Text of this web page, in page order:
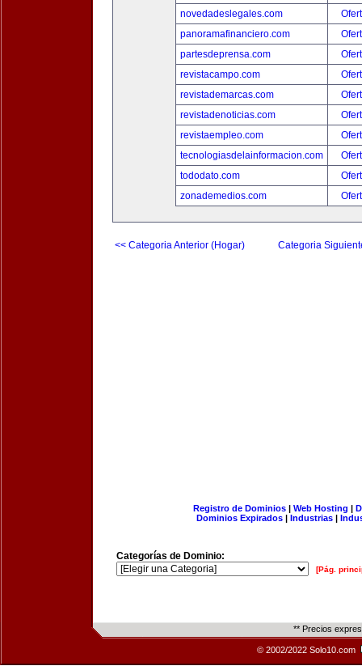
novedadeslegales.com
panoramafinanciero.com
partesdeprensa.com
revistacampo.com
revistademarcas.com
revistadenoticias.com
revistaempleo.com
tecnologiasdelainformacion.com
tododato.com
zonademedios.com
<< Categoria Anterior (Hogar) Categoria
Registro de Dominios| Web Hosting |
Dominios Expirados | Industrias |
Categorías de Dominio:
[Pág.
** Precios
© 2002/2022 Solo10.com